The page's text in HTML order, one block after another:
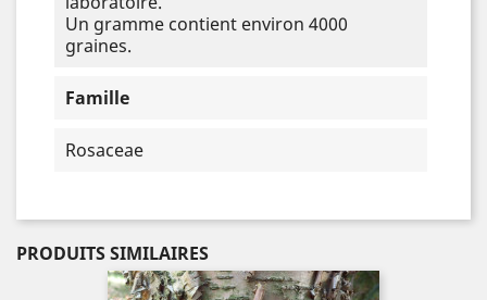
Un gramme contient environ 4000
graines.
Famille
Rosaceae
PRODUITS SIMILAIRES